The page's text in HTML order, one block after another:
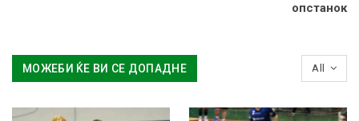
опстанок
All
МОЖЕБИ ЌЕ ВИ СЕ ДОПАДНЕ